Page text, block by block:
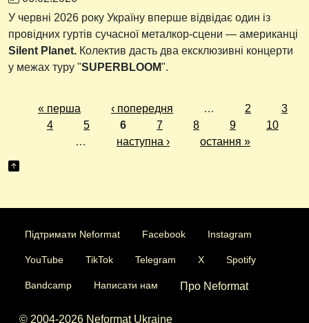
У червні 2026 року Україну вперше відвідає один із
провідних гуртів сучасної металкор-сцени — американці
Silent Planet. Колектив дасть два ексклюзивні концерти
у межах туру "SUPERBLOOM".
« перша ‹ попередня … 2
3
4
5 6 7 8 9
10
…
наступна › остання »
Підтримати Neformat Facebook Instagram
YouTube TikTok Telegram X Spotify
Bandcamp Написати нам Про Neformat
© 2004-2026 Neformat Ukraine